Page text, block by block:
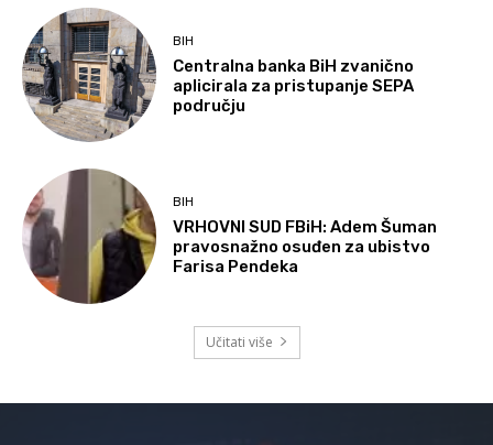
BIH
Centralna banka BiH zvanično
aplicirala za pristupanje SEPA
području
BIH
VRHOVNI SUD FBiH: Adem Šuman
pravosnažno osuđen za ubistvo
Farisa Pendeka
Učitati više